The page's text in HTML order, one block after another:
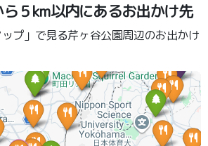
５km以内にあるお出かけ先
ップ」で見る芹ヶ谷公園周辺のお出かけ